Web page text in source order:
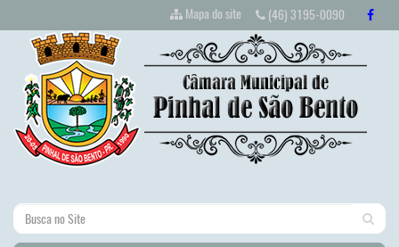
Mapa do site (46) 3195-0090